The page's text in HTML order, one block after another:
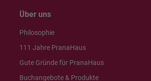
Über uns
Philosophie
111 Jahre PranaHaus
Gute Gründe für PranaHaus
Buchangebote & Produkte